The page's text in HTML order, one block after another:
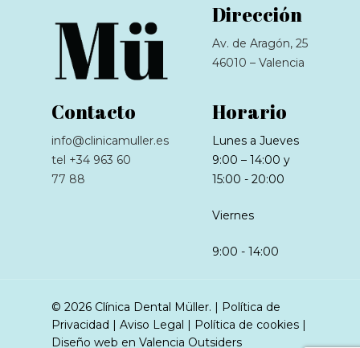
Dirección
Av. de Aragón, 25
46010 – Valencia
Contacto
info@clinicamuller.es
tel +34 963 60
77 88
Horario
Lunes a Jueves
9:00 – 14:00 y
15:00 - 20:00
Viernes
9:00 - 14:00
© 2026 Clínica Dental Müller. | Política de
Privacidad | Aviso Legal | Política de cookies |
Diseño web en Valencia Outsiders